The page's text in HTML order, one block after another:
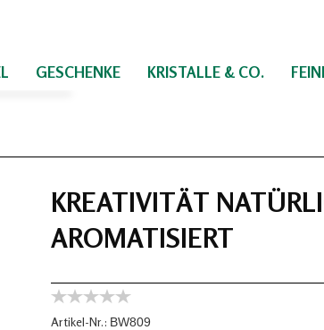
GESCHENKE KRISTALLE & CO.
KREATIVITÄT
AROMATISIERT
Artikel-Nr.: BW809